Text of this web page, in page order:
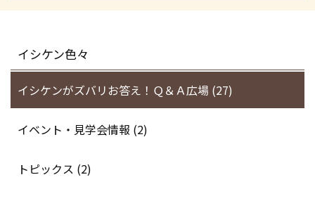
イシケン色々
イシケンがズバリお答え！Ｑ＆Ａ広場 (27)
イベント・見学会情報 (2)
トピックス (2)